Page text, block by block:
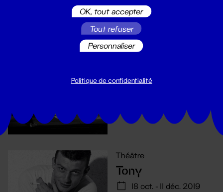
Cirque
Burning
Théâtre
Tony
18 oct. - 11 déc. 2019
OK, tout accepter
Tout refuser
Personnaliser
Politique de confidentialité